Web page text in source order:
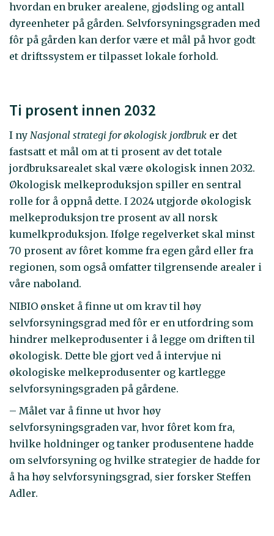
hvordan en bruker arealene, gjødsling og antall
dyreenheter på gården. Selvforsyningsgraden med
fôr på gården kan derfor være et mål på hvor godt
et driftssystem er tilpasset lokale forhold.
Ti prosent innen 2032
I ny Nasjonal strategi for økologisk jordbruk er det
fastsatt et mål om at ti prosent av det totale
jordbruksarealet skal være økologisk innen 2032.
Økologisk melkeproduksjon spiller en sentral
rolle for å oppnå dette. I 2024 utgjorde økologisk
melkeproduksjon tre prosent av all norsk
kumelkproduksjon. Ifølge regelverket skal minst
70 prosent av fôret komme fra egen gård eller fra
regionen, som også omfatter tilgrensende arealer i
våre naboland.
NIBIO ønsket å finne ut om krav til høy
selvforsyningsgrad med fôr er en utfordring som
hindrer melkeprodusenter i å legge om driften til
økologisk. Dette ble gjort ved å intervjue ni
økologiske melkeprodusenter og kartlegge
selvforsyningsgraden på gårdene.
– Målet var å finne ut hvor høy
selvforsyningsgraden var, hvor fôret kom fra,
hvilke holdninger og tanker produsentene hadde
om selvforsyning og hvilke strategier de hadde for
å ha høy selvforsyningsgrad, sier forsker Steffen
Adler.